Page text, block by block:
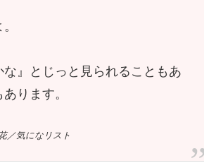
』とじっと見られることもあ
ります。
／気になリスト